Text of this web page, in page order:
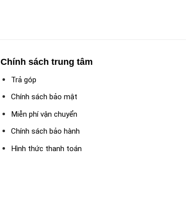
Chính sách trung tâm
Trả góp
Chính sách bảo mật
Miễn phí vận chuyển
Chính sách bảo hành
Hình thức thanh toán